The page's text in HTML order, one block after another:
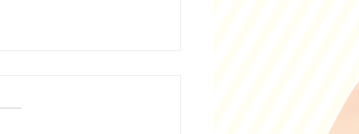
季限定メニューの豆乳鍋焼